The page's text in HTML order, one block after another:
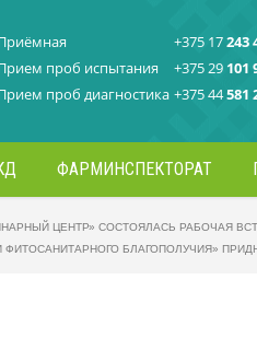
+375 17243
проб испытания
+375 29 101
проб диагностика +375 44581
ФАРМИНСПЕКТОРАТ
ЦЕНТР» СОСТОЯЛАСЬ РАБОЧАЯ
БЛАГОПОЛУЧИЯ»